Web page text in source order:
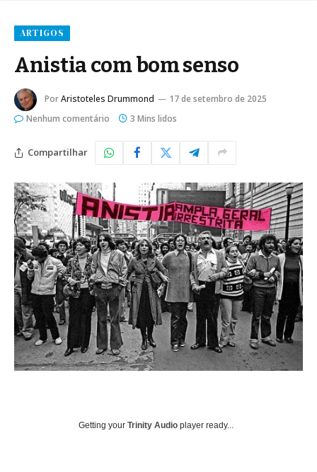
ARTIGOS
Anistia com bom senso
PorAristoteles Drummond
17 de setembro de 2025
Nenhum comentário
3 Mins lidos
Compartilhar
Getting your Trinity Audio player ready...